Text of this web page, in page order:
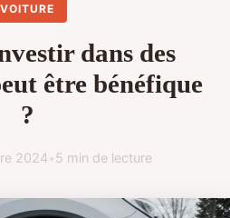
VOITURE
dans des
être bénéfique
?
2024•5 min de lecture